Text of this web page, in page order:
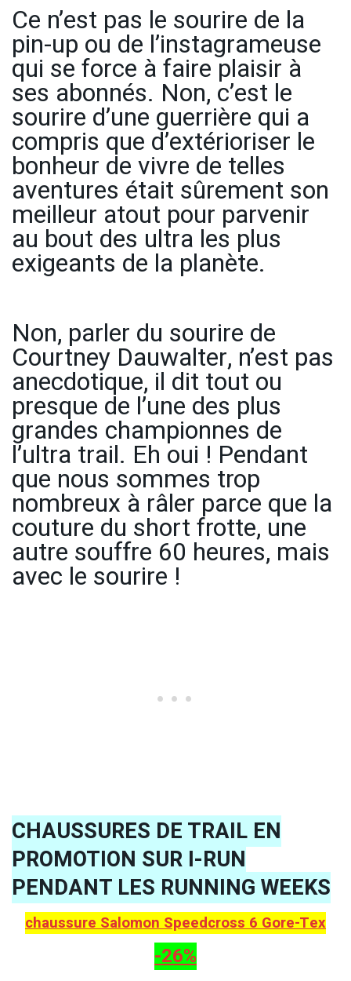
Ce n’est pas le sourire de la
pin-up ou de l’instagrameuse
qui se force à faire plaisir à
ses abonnés. Non, c’est le
sourire d’une guerrière qui a
compris que d’extérioriser le
bonheur de vivre de telles
aventures était sûrement son
meilleur atout pour parvenir
au bout des ultra les plus
exigeants de la planète.
Non, parler du sourire de
Courtney Dauwalter, n’est pas
anecdotique, il dit tout ou
presque de l’une des plus
grandes championnes de
l’ultra trail. Eh oui ! Pendant
que nous sommes trop
nombreux à râler parce que la
couture du short frotte, une
autre souffre 60 heures, mais
avec le sourire !
CHAUSSURES DE TRAIL EN
PROMOTION SUR I-RUN
PENDANT LES RUNNING WEEKS
chaussure Salomon Speedcross 6 Gore-Tex
-26%